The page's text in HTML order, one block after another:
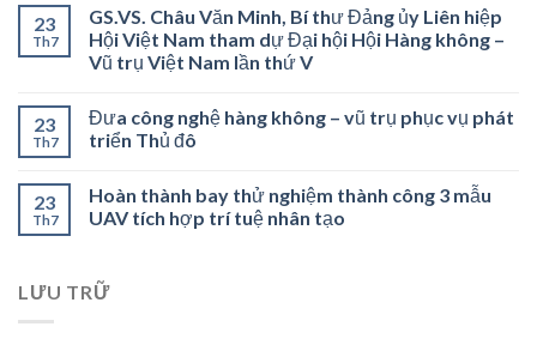
23
Th7
GS.VS. Châu Văn Minh, Bí thư Đảng ủy Liên hiệp
Hội Việt Nam tham dự Đại hội Hội Hàng không –
Vũ trụ Việt Nam lần thứ V
23
Th7
Đưa công nghệ hàng không – vũ trụ phục vụ phát
triển Thủ đô
23
Th7
Hoàn thành bay thử nghiệm thành công 3 mẫu
UAV tích hợp trí tuệ nhân tạo
LƯU TRỮ